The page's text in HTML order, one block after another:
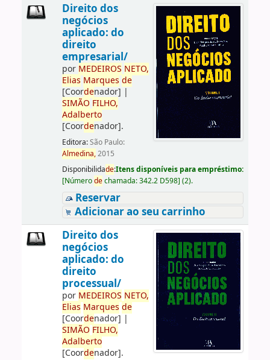
Direito dos
negócios
aplicado: do
direito
empresarial/
por MEDEIROS NETO,
Elias Marques de
[Coordenador] |
SIMÃO FILHO,
Adalberto
[Coordenador].
Editora:São Paulo:
Almedina,2015
Disponibilidade:Itens disponíveis para empréstimo:
[Númerodechamada:342.2 D598] (2).
Reservar
Adicionar ao seu carrinho
Direito dos
negócios
aplicado: do
direito
processual/
por MEDEIROS NETO,
Elias Marques de
[Coordenador] |
SIMÃO FILHO,
Adalberto
[Coordenador].